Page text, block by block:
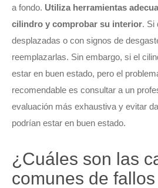
a fondo. Utiliza herramientas
cilindro y comprobar su interior. Si
desplazadas o con signos de
reemplazarlas. Sin embargo, si el
estar en buen estado, pero el
recomendable es consultar a un
evaluación más exhaustiva y evitar
podrían estar en buen estado.
¿Cuáles son las
comunes de